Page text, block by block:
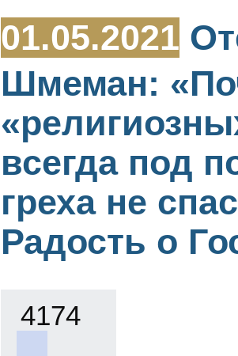
01.05.2021
Шмеман:
всегда под
греха не
Радость о
4174